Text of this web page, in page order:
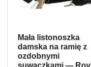
Mała listonoszka
damska na ramię z
ozdobnymi
suwaczkami —